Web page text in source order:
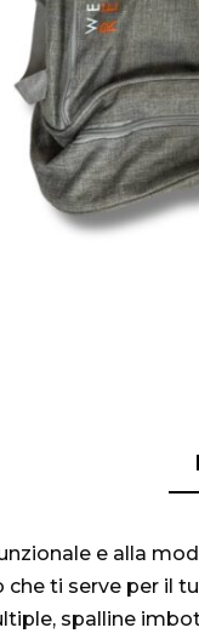
e alla
ti serve per il
spalline